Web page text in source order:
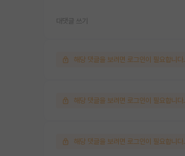
대댓글 쓰기
해당 댓글을 보려면 로그인이 필요합니다.
해당 댓글을 보려면 로그인이 필요합니다.
해당 댓글을 보려면 로그인이 필요합니다.